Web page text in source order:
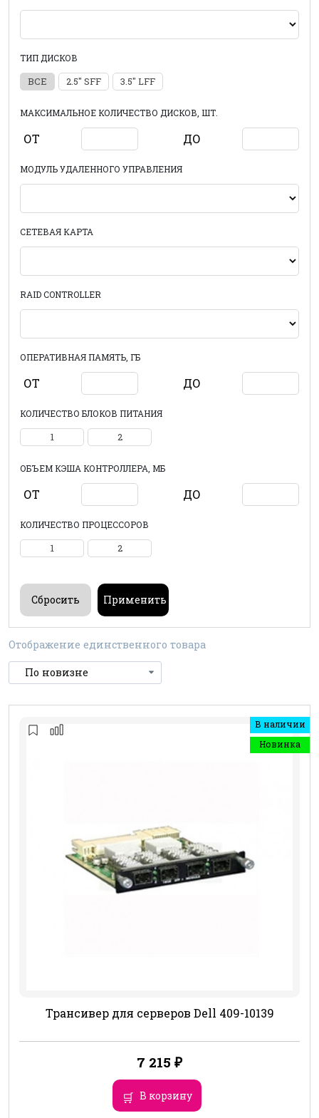
ТИП ДИСКОВ
ВСЕ 2.5" SFF 3.5" LFF
МАКСИМАЛЬНОЕ КОЛИЧЕСТВО ДИСКОВ, ШТ.
ОТ ДО
МОДУЛЬ УДАЛЕННОГО УПРАВЛЕНИЯ
СЕТЕВАЯ КАРТА
RAID CONTROLLER
ОПЕРАТИВНАЯ ПАМЯТЬ, ГБ
ОТ ДО
КОЛИЧЕСТВО БЛОКОВ ПИТАНИЯ
1 2
ОБЪЕМ КЭША КОНТРОЛЛЕРА, МБ
ОТ ДО
КОЛИЧЕСТВО ПРОЦЕССОРОВ
1 2
Отображение единственного товара
В наличии
Новинка
Трансивер для серверов Dell 409-10139
7 215 ₽
В корзину